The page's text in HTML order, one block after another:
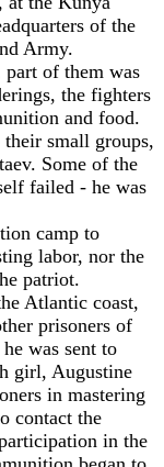
of the
Army.
of them was
the fighters
and food.
small groups,
Some of the
failed - he was
camp to
labor, nor the
patriot.
Atlantic coast,
prisoners of
was sent to
girl, Augustine
in mastering
contact the
in the